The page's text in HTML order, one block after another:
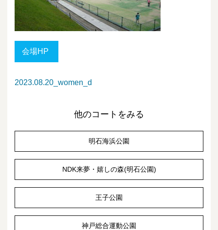
会場HP
2023.08.20_women_d
他のコートをみる
明石海浜公園
NDK来夢・嬉しの森(明石公園)
王子公園
神戸総合運動公園